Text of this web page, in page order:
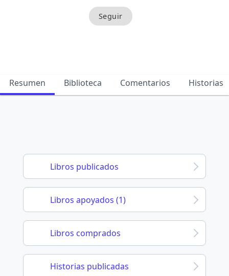
Resumen Biblioteca Comentarios Historias
Libros publicados
Libros apoyados (1)
Libros comprados
Historias publicadas